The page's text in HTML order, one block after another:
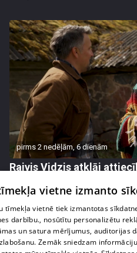
pirms 2 nedēļām, 6 dienām
Raivis Vidzis atklāj
vietne izmanto
tīmekļa vietnē tiek izmantotas
darbību., nosūtītu personalizētu
un satura mērījumus, auditorijas
Zemāk sniedzam